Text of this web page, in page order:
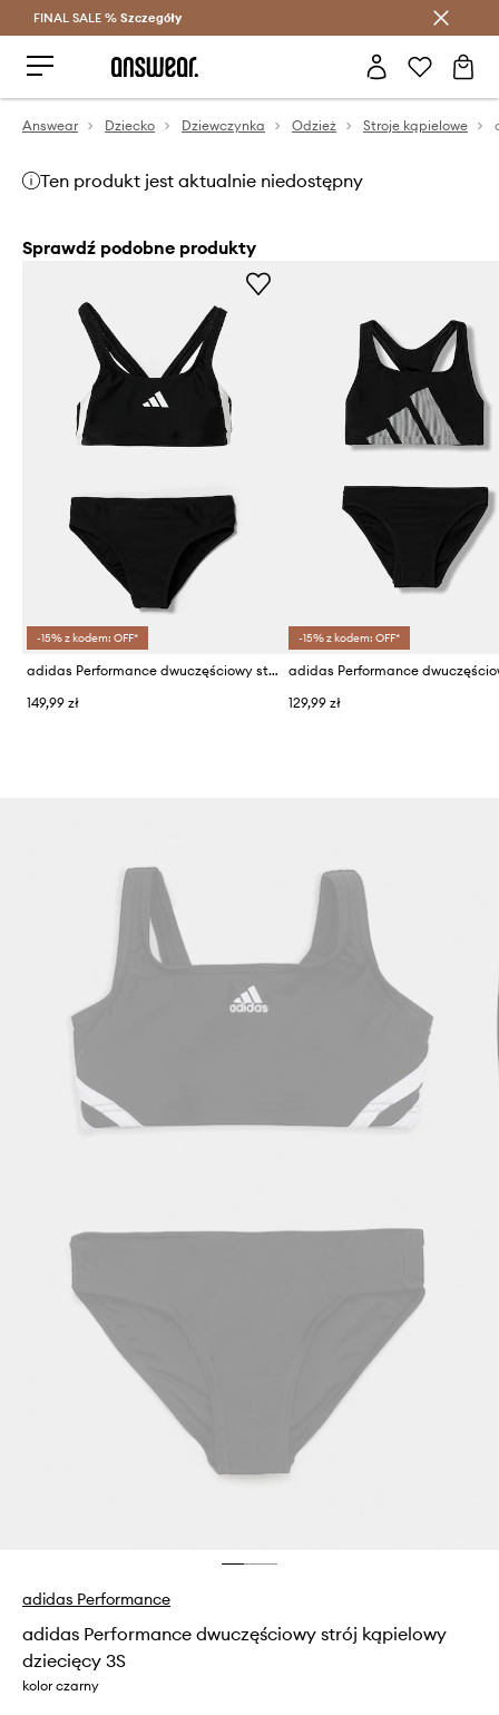
Oszczędzaj z Answear Club >
FINAL SALE % Szczegóły
Answear Dziecko Dziewczynka Odzież Stroje kąpielowe
Ten produkt jest aktualnie niedostępny
Sprawdź podobne produkty
-15% z kodem: OFF*
adidas Performance dwuczęściowy strój kąpielowy dziecięcy
149,99 zł
-15% z kodem: OFF*
129,99 zł
adidas Performance
adidas Performance dwuczęściowy strój kąpielowy
dziecięcy 3S
kolor czarny